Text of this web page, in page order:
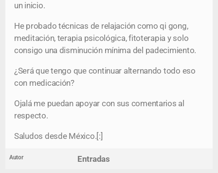
un inicio.
He probado técnicas de relajación como qi gong,
meditación, terapia psicológica, fitoterapia y solo
consigo una disminución mínima del padecimiento.
¿Será que tengo que continuar alternando todo eso
con medicación?
Ojalá me puedan apoyar con sus comentarios al
respecto.
Saludos desde México.[:]
Autor Entradas